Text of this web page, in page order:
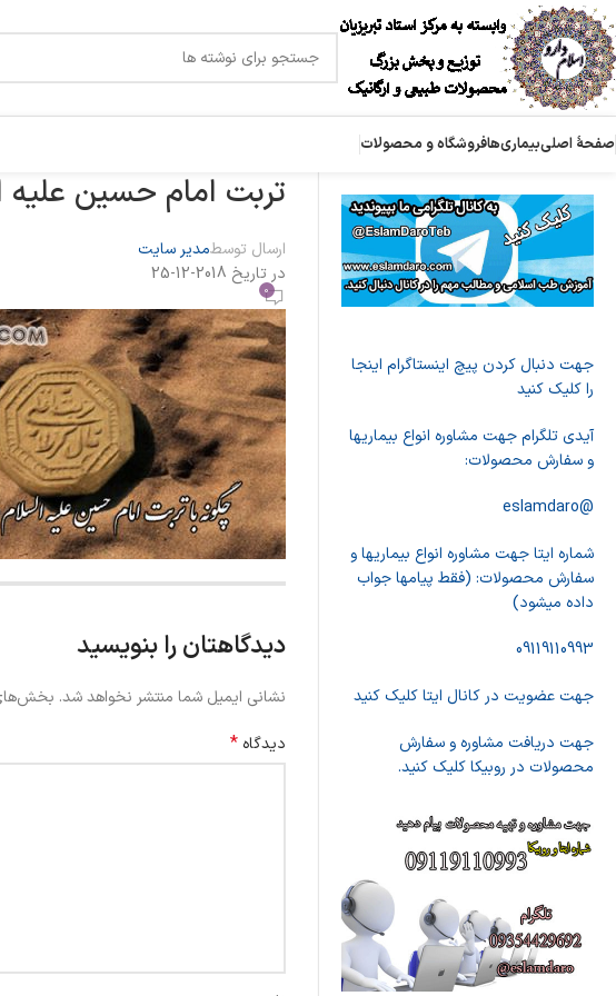
صفحۀ اصلیبیماری‌هافروشگاه و محصولات
جهت دنبال کردن پیچ اینستاگرام اینجا
را کلیک کنید
آیدی تلگرام جهت مشاوره انواع بیماریها
و سفارش محصولات:
@eslamdaro
شماره ایتا جهت مشاوره انواع بیماریها و
سفارش محصولات: (فقط پیامها جواب
داده میشود)
09119110993
جهت عضویت در کانال ایتا کلیک کنید
جهت دریافت مشاوره و سفارش
محصولات در روبیکا کلیک کنید.
تربت امام حسین علیه
ارسال توسطمدیر سایت
در تاریخ 2018-12-25
0
دیدگاهتان را بنویسید
نشانی ایمیل شما منتشر نخواهد شد. بخش‌های
دیدگاه*